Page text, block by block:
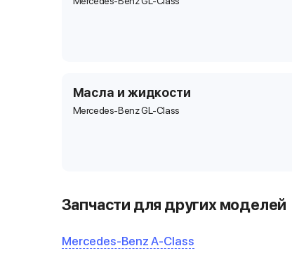
Масла и жидкости
Mercedes-Benz GL-Class
Запчасти для других моделей
Mercedes-Benz A-Class